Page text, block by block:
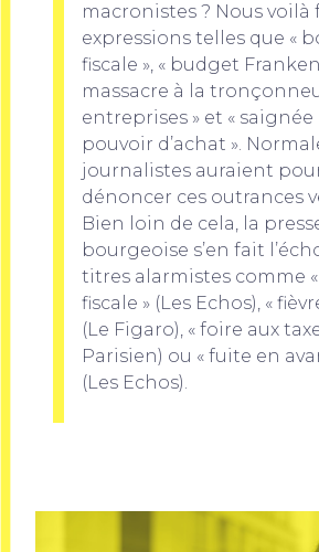
macronistes ? Nous voilà
expressions telles que «
fiscale », « budget
massacre à la
entreprises » et «
pouvoir d’achat ».
journalistes auraient
dénoncer ces outrances
Bien loin de cela, la
bourgeoise s’en fait
titres alarmistes comme
fiscale » (Les Echos), «
(Le Figaro), « foire aux
Parisien) ou « fuite en
(Les Echos).